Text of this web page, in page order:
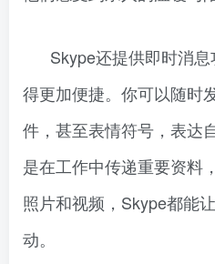
Skype还提供即时消
得更加便捷。你可以随时
件，甚至表情符号，表达
是在工作中传递重要资料
照片和视频，Skype都能
动。